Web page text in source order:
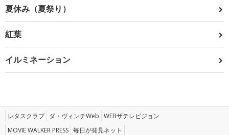
夏休み（夏祭り）
紅葉
イルミネーション
レタスクラブ ダ・ヴィンチWeb WEBザテレビジョン
MOVIE WALKER PRESS 毎日が発見ネット